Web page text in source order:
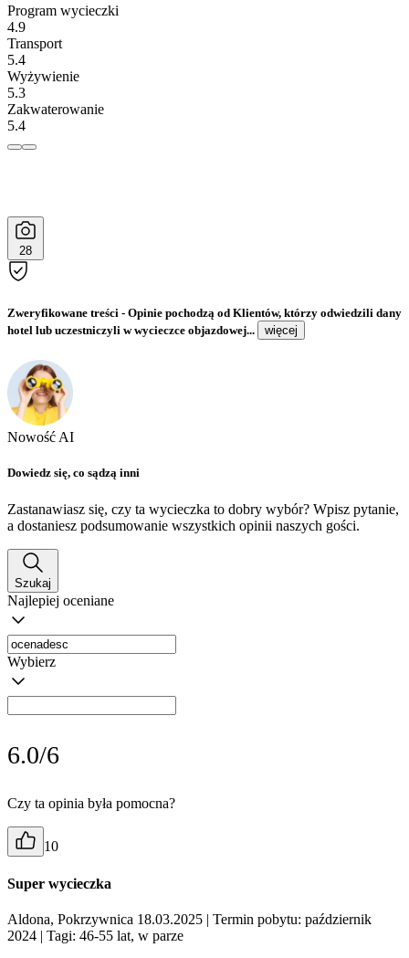
Program wycieczki
4.9
Transport
5.4
Wyżywienie
5.3
Zakwaterowanie
5.4
28
Zweryfikowane treści - Opinie pochodzą od Klientów, którzy odwiedzili dany
hotel lub uczestniczyli w wycieczce objazdowej...
więcej
Nowość AI
Dowiedz się, co sądzą inni
Zastanawiasz się, czy ta wycieczka to dobry wybór? Wpisz pytanie,
a dostaniesz podsumowanie wszystkich opinii naszych gości.
Szukaj
Najlepiej oceniane
Wybierz
6.0/6
Czy ta opinia była pomocna?
10
Super wycieczka
Aldona, Pokrzywnica 18.03.2025 | Termin pobytu: październik
2024 | Tagi: 46-55 lat, w parze